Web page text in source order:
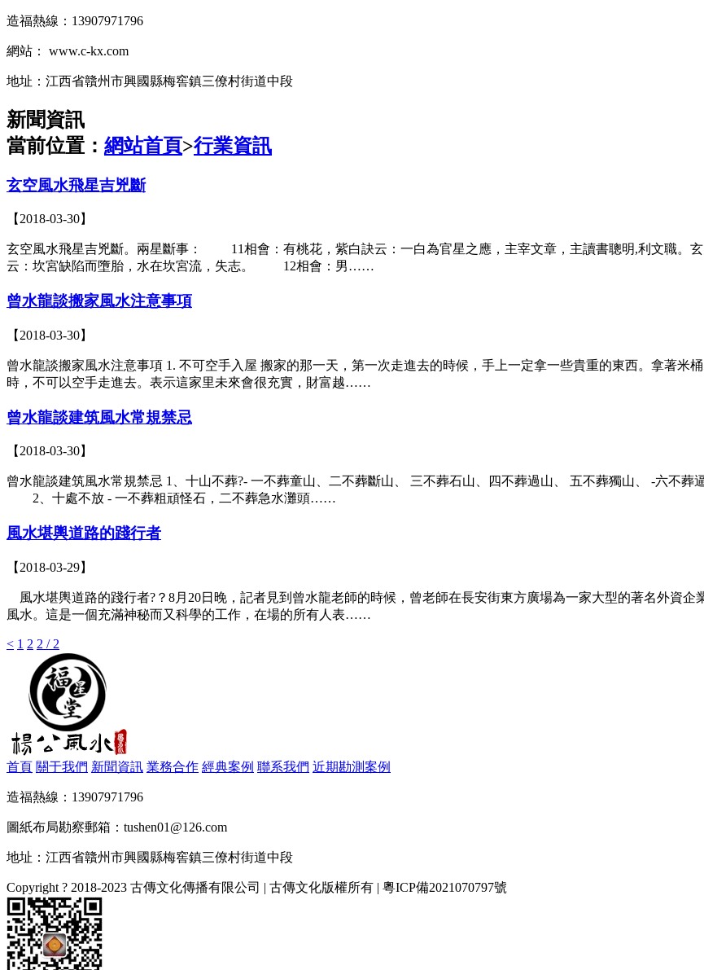
造福熱線：13907971796
網站： www.c-kx.com
地址：江西省贛州市興國縣梅窖鎮三僚村街道中段
新聞資訊
當前位置： 網站首頁>行業資訊
玄空風水飛星吉兇斷
【2018-03-30】
玄空風水飛星吉兇斷。兩星斷事： 11相會：有桃花，紫白訣云：一白為官星之應，主宰文章，主讀書聰明,利文職。
云：坎宮缺陷而墮胎，水在坎宮流，失志。 12相會：男……
曾水龍談搬家風水注意事項
【2018-03-30】
曾水龍談搬家風水注意事項 1. 不可空手入屋 搬家的那一天，第一次走進去的時候，手上一定拿一些貴重的東西。拿著米
時，不可以空手走進去。表示這家里未來會很充實，財富越……
曾水龍談建筑風水常規禁忌
【2018-03-30】
曾水龍談建筑風水常規禁忌 1、十山不葬?- 一不葬童山、二不葬斷山、 三不葬石山、四不葬過山、 五不葬獨山、 -六不
2、十處不放 - 一不葬粗頑怪石，二不葬急水灘頭……
風水堪輿道路的踐行者
【2018-03-29】
風水堪輿道路的踐行者?？8月20日晚，記者見到曾水龍老師的時候，曾老師在長安街東方廣場為一家大型的著名外資
風水。這是一個充滿神秘而又科學的工作，在場的所有人表……
< 1 2 2 / 2
首頁 關于我們 新聞資訊 業務合作 經典案例 聯系我們 近期勘測案例
造福熱線：13907971796
圖紙布局勘察郵箱：tushen01@126.com
地址：江西省贛州市興國縣梅窖鎮三僚村街道中段
Copyright ? 2018-2023 古傳文化傳播有限公司 | 古傳文化版權所有 | 粵ICP備2021070797號